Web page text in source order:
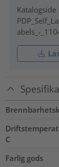
Katalogside
abels_-
C
Farlig gods